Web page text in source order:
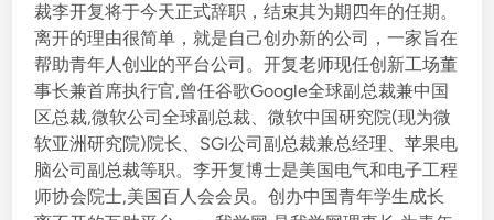
裁李开复将于今天正式辞职，结束其为期四年的任期。
离开的理由很简单，就是自己创办新的公司，一家旨在
帮助青年人创业的平台公司。开复老师现任创新工场董
事长兼首席执行官,曾任谷歌Google全球副总裁兼中国
区总裁,微软公司全球副总裁、微软中国研究院(现为微
软亚洲研究院)院长、SGI公司副总裁兼总经理、苹果电
脑公司副总裁等职。李开复博士是美国电气和电子工程
师协会院士,美国百人会会员。创办中国青年学生成长